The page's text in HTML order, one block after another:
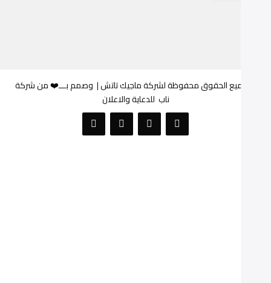
© جميع الحقوق محفوظة لشركة ماجيك تاتش |وصمم بـــ❤️ من شركة
للدعاية والاعلان